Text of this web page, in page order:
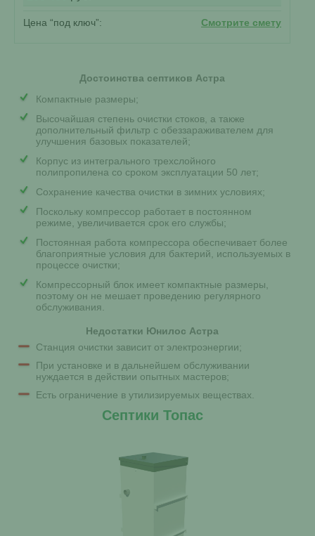
Цена “под ключ”: Смотрите смету
Достоинства септиков Астра
Компактные размеры;
Высочайшая степень очистки стоков, а также
дополнительный фильтр с обеззараживателем для
улучшения базовых показателей;
Корпус из интегрального трехслойного
полипропилена со сроком эксплуатации 50 лет;
Сохранение качества очистки в зимних условиях;
Поскольку компрессор работает в постоянном
режиме, увеличивается срок его службы;
Постоянная работа компрессора обеспечивает более
благоприятные условия для бактерий, используемых в
процессе очистки;
Компрессорный блок имеет компактные размеры,
поэтому он не мешает проведению регулярного
обслуживания.
Недостатки Юнилос Астра
Станция очистки зависит от электроэнергии;
При установке и в дальнейшем обслуживании
нуждается в действии опытных мастеров;
Есть ограничение в утилизируемых веществах.
Септики Топас